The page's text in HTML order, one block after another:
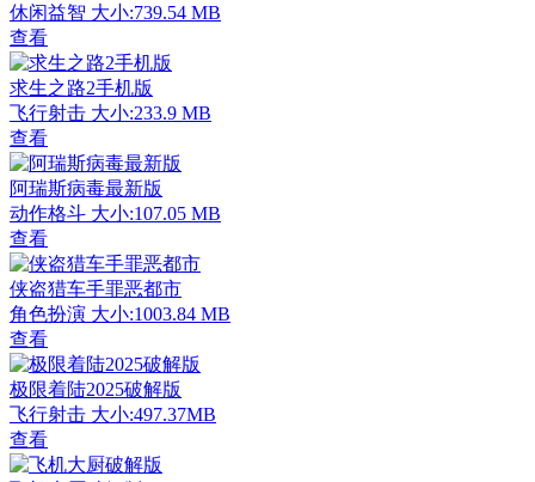
休闲益智 大小:739.54 MB
查看
求生之路2手机版
飞行射击 大小:233.9 MB
查看
阿瑞斯病毒最新版
动作格斗 大小:107.05 MB
查看
侠盗猎车手罪恶都市
角色扮演 大小:1003.84 MB
查看
极限着陆2025破解版
飞行射击 大小:497.37MB
查看